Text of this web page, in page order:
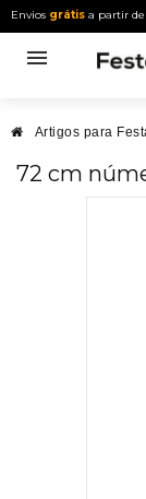
Envios grátis a partir de
Artigos para
72 cm